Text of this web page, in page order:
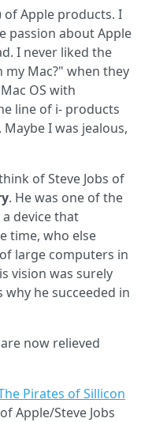
of Apple products. I
passion about Apple
I never liked the
my Mac?" when they
OS with
line of i- products
I was jealous,
of Steve Jobs of
. He was one of the
device that
time, who else
large computers in
vision was surely
he succeeded in
now relieved
Pirates of Sillicon
Apple/Steve Jobs